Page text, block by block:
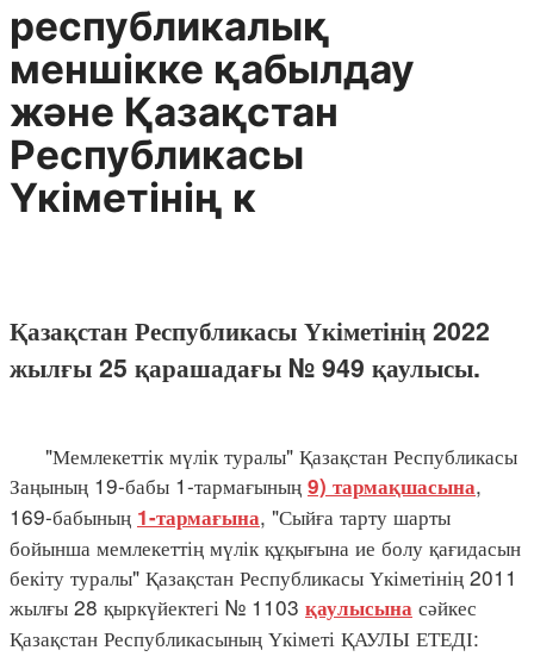
республикалық
меншікке қабылдау
және Қазақстан
Республикасы
Үкіметінің к
Қазақстан Республикасы Үкіметінің 2022
жылғы 25 қарашадағы № 949 қаулысы.
"Мемлекеттік мүлік туралы" Қазақстан Республикасы
Заңының 19-бабы 1-тармағының 9) тармақшасына,
169-бабының 1-тармағына, "Сыйға тарту шарты
бойынша мемлекеттің мүлік құқығына ие болу қағидасын
бекіту туралы" Қазақстан Республикасы Үкіметінің 2011
жылғы 28 қыркүйектегі № 1103 қаулысына сәйкес
Қазақстан Республикасының Үкіметі ҚАУЛЫ ЕТЕДІ: